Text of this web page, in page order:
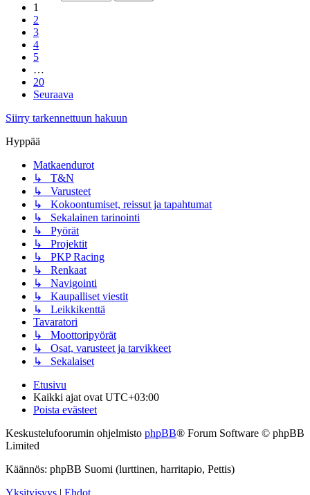
1
2
3
4
5
…
20
Seuraava
Siirry tarkennettuun hakuun
Hyppää
Matkaendurot
↳ T&N
↳ Varusteet
↳ Kokoontumiset, reissut ja tapahtumat
↳ Sekalainen tarinointi
↳ Pyörät
↳ Projektit
↳ PKP Racing
↳ Renkaat
↳ Navigointi
↳ Kaupalliset viestit
↳ Leikkikenttä
Tavaratori
↳ Moottoripyörät
↳ Osat, varusteet ja tarvikkeet
↳ Sekalaiset
Etusivu
Kaikki ajat ovat UTC+03:00
Poista evästeet
Keskustelufoorumin ohjelmisto phpBB® Forum Software © phpBB
Limited
Käännös: phpBB Suomi (lurttinen, harritapio, Pettis)
Yksityisyys | Ehdot